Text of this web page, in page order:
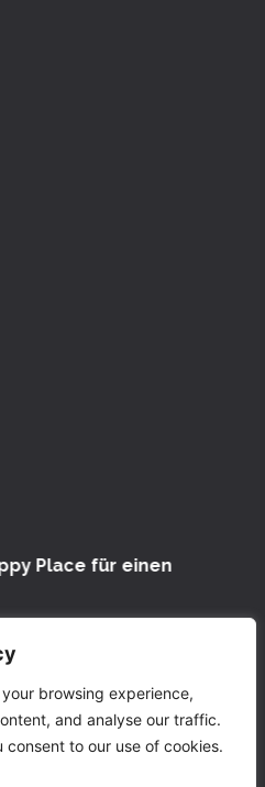
browsing experience,
and analyse our traffic.
to our use of cookies.
Place für einen
Spanien